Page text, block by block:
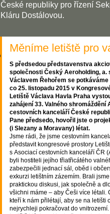
České republiky pro řízení
Kláru Dostálovou.
Měníme letiště pro
S předsedou představenstva
společnosti Český Aeroholding, a.
Václavem Řehořem se
co 25. listopadu 2015 v
Letiště Václava Havla Praha
zahájení 33. Valného shromáždění
cestovních kanceláří České
Pane předsedo, hovořil jste o
(i Slezany a Moravany) létat.
Jsme rádi, že jsme cestovním
představit kongresové prostory
s Asociací cestovních kanceláří ČR
byli hostiteli jejího třiatřicátého
zabezpečili jednací sál, oběd i
exkurzi letištním zázemím. Brali
praktickou diskusi, jak společně a
všichni máme – aby Češi více létali.
kteří k nám přilétají, aby se na letišti
nejrychleji pokračovat do